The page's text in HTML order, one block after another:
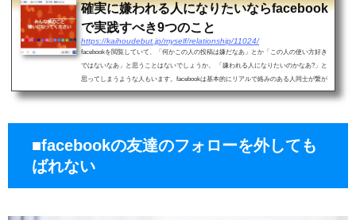
確実に嫌われる人になりたいならfacebook
で実践すべき9つのこと
https://kaihoudebut.jp/myself/relationship/11024/
facebookを閲覧していて、「何かこの人の投稿は嫌だなあ」とか「この人の使い方好き
ではないなあ」と思うことはないでしょうか。 「嫌われる人になりたいのかなあ?」と
思ってしまうような人もいます。facebookは基本的にリアルで絡みのある人同士が繋が
りますか...
■facebookの友達のフォローを外しても
ばれない